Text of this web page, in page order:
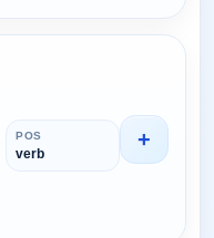
POS
verb
+